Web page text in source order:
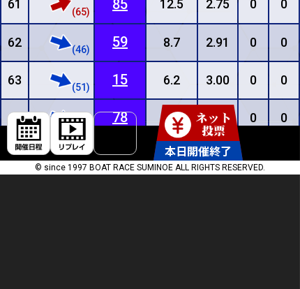
61
(65) 85 12.5 2.75 0 0
62 (46) 59 8.7 2.91 0 0
63 (51) 15 6.2 3.00 0 0
64 (59) 78 0.0 1.86 0 0
65 (54) 69 0.0 1.71
© since 1997 BOAT RACE SUMINOE ALL RIGHTS RESERVED.
12 R ▶ 締切